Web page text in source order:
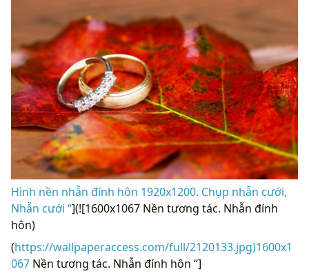
Hình nền nhẫn đính hôn 1920x1200. Chụp nhẫn cưới,
Nhẫn cưới “](![1600x1067 Nền tương tác. Nhẫn đính
hôn)
(https://wallpaperaccess.com/full/2120133.jpg)1600x1
067 Nền tương tác. Nhẫn đính hôn “]